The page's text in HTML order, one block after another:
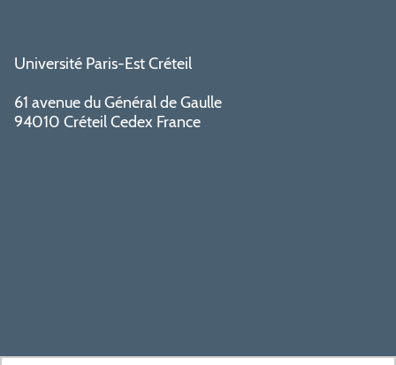
Université Paris-Est Créteil
61 avenue du Général de Gaulle
94010 Créteil Cedex France